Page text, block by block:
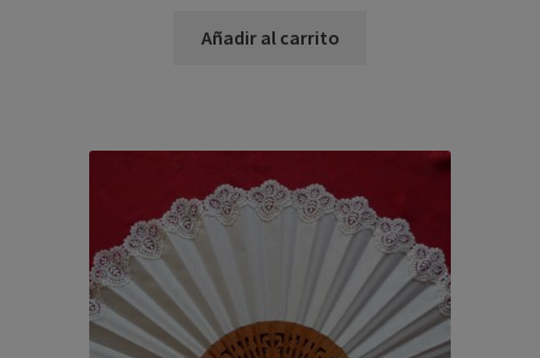
Añadir al carrito